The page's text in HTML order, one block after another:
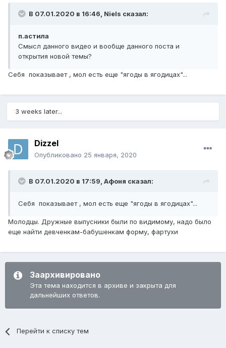
В 07.01.2020 в 16:46, Niels сказал:
п.астила
Смысл данного видео и вообще данного поста и
открытия новой темы?
Себя показывает , мол есть еще "ягоды в ягодицах"...
3 weeks later...
Dizzel
Опубликовано 25 января, 2020
В 07.01.2020 в 17:59, Афоня сказал:
Себя показывает , мол есть еще "ягоды в ягодицах"...
Молодцы. Дружные выпусники были по видимому, надо было
еще найти девченкам-бабушенкам форму, фартухи
Заархивировано
Эта тема находится в архиве и закрыта для
дальнейших ответов.
Перейти к списку тем